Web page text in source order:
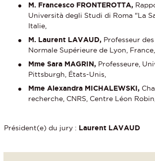
M. Francesco FRONTEROTTA,
Università degli Studi di Roma "La
Italie,
M. Laurent LAVAUD, Professeur
Normale Supérieure de Lyon, France,
Mme Sara MAGRIN, Professeure,
Pittsburgh, États-Unis,
Mme Alexandra MICHALEWSKI,
recherche, CNRS, Centre Léon
Président(e) du jury : Laurent LAVAUD